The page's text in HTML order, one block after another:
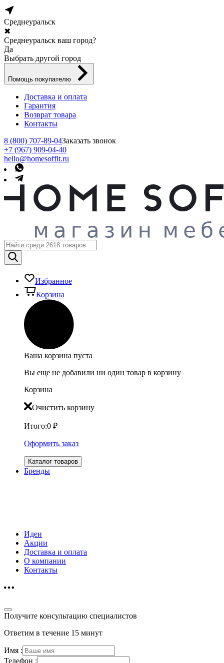
Среднеуральск
✖
Среднеуральск ваш город?
Да
Выбрать другой город
Помощь покупателю
Доставка и оплата
Гарантия
Возврат товара
Контакты
8 (800) 707-89-04Заказать звонок
+7 (967) 909-04-40
hello@homesoffit.ru
Избранное
Корзина
Ваша корзина пуста
Вы еще не добавили ни один товар в корзину
Корзина
Очистить корзину
Итого:0 ₽
Оформить заказ
Каталог товаров
Бренды
Идеи
Акции
Доставка и оплата
О компании
Контакты
Получите консультацию специалистов
Ответим в течение 15 минут
Имя :
Телефон :